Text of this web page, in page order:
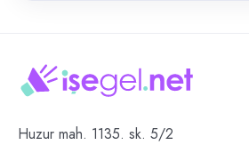
Huzur mah. 1135. sk. 5/2